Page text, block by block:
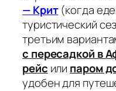
— Крит(когда
туристический
третьим
с пересадкой в
рейс или паром
удобен для